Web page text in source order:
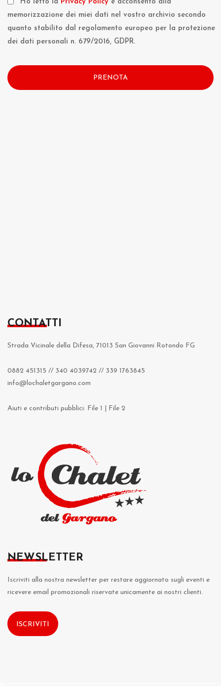
Ho letto la Privacy Policy e acconsento alla
memorizzazione dei miei dati nel vostro archivio secondo
quanto stabilito dal regolamento europeo per la protezione
dei dati personali n. 679/2016, GDPR.
CONTATTI
Strada Vicinale della Difesa, 71013 San Giovanni Rotondo FG
0882 451315 // 340 4039742 // 339 1763845
info@lochaletgargano.com
Aiuti e contributi pubblici: File 1 File 2
NEWSLETTER
Iscriviti alla nostra newsletter per restare aggiornato sugli eventi e
ricevere email promozionali riservate unicamente ai nostri clienti.
ISCRIVITI